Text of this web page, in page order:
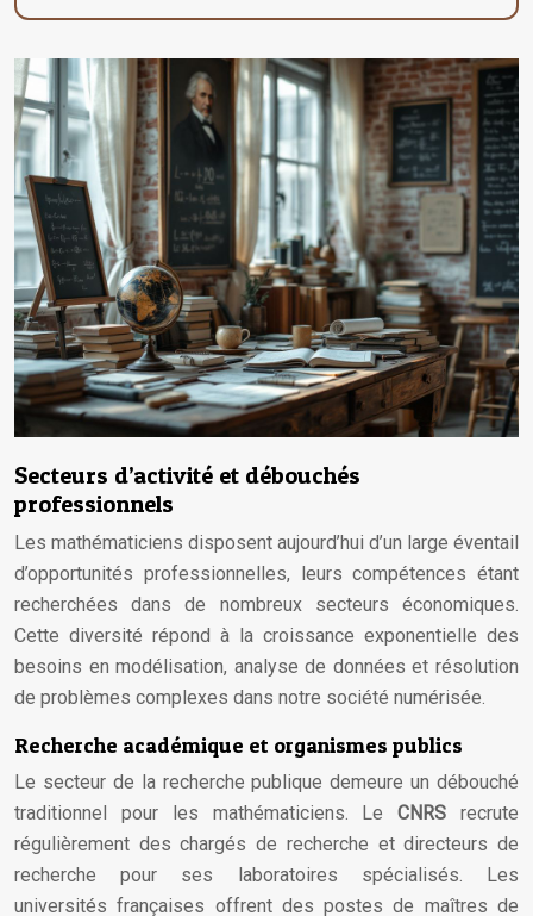
Secteurs d’activité et débouchés
professionnels
Les mathématiciens disposent aujourd’hui d’un large éventail
d’opportunités professionnelles, leurs compétences étant
recherchées dans de nombreux secteurs économiques.
Cette diversité répond à la croissance exponentielle des
besoins en modélisation, analyse de données et résolution
de problèmes complexes dans notre société numérisée.
Recherche académique et organismes publics
Le secteur de la recherche publique demeure un débouché
traditionnel pour les mathématiciens. LeCNRS recrute
régulièrement des chargés de recherche et directeurs de
recherche pour ses laboratoires spécialisés. Les
universités françaises offrent des postes de maîtres de